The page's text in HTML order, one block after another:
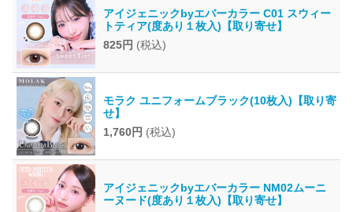
アイジェニックbyエバーカラー C01 スウィー
トティア(度あり１枚入)【取り寄せ】
825円 (税込)
モラク ユニフォームブラック(10枚入)【取り寄
せ】
1,760円 (税込)
アイジェニックbyエバーカラー NM02ムーニ
ーヌード(度あり１枚入)【取り寄せ】